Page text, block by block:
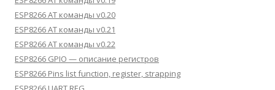
ESP8266 AT команды v0.20
ESP8266 AT команды v0.21
ESP8266 AT команды v0.22
ESP8266 GPIO — описание регистров
ESP8266 Pins list function, register, strapping